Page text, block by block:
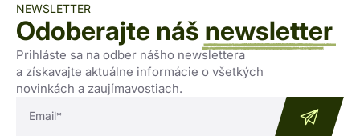
NEWSLETTER
Odoberajte náš newsletter
Prihláste sa na odber nášho newslettera
a získavajte aktuálne informácie o všetkých
novinkách a zaujímavostiach.